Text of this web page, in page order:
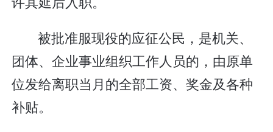
被批准服现役的应征公民，是机关、
团体、企业事业组织工作人员的，由原单
位发给离职当月的全部工资、奖金及各种
补贴。